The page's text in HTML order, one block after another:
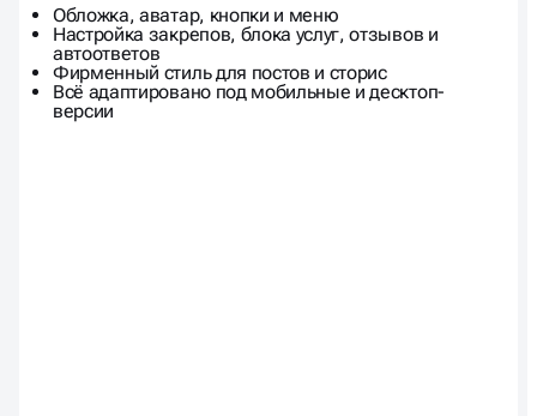
Обложка, аватар, кнопки и меню
Настройка закрепов, блока услуг, отзывов и
автоответов
Фирменный стиль для постов и сторис
Всё адаптировано под мобильные и десктоп-
версии